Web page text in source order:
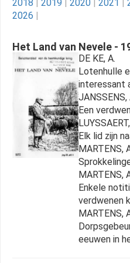
2018 2019 2020 2021
2026 |
Het Land van Nevele -
DE KE, A.
Lotenhulle
interessant
JANSSENS,
Een
Elk lid zijn
MARTENS,
MARTENS,
Enkele
verdwenen
MARTENS,
eeuwen in